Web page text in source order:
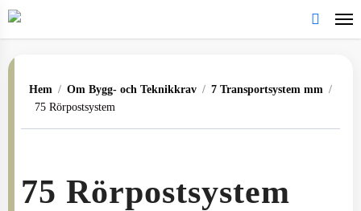
Skip
to
main
content
search
Hem / Om Bygg- och Teknikkrav / 7 Transportsystem mm /
75 Rörpostsystem
75 Rörpostsystem